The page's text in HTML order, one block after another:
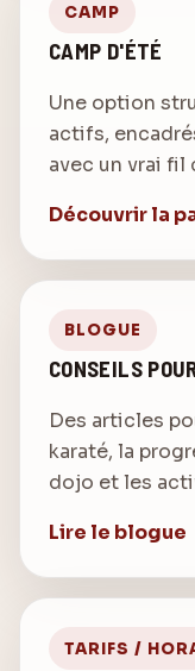
CAMP
CAMP D'ÉTÉ
Une option
actifs,
avec un vrai
Découvrir la
BLOGUE
CONSEILS
Des articles
karaté, la
dojo et les
Lire le blogue
TARIFS /